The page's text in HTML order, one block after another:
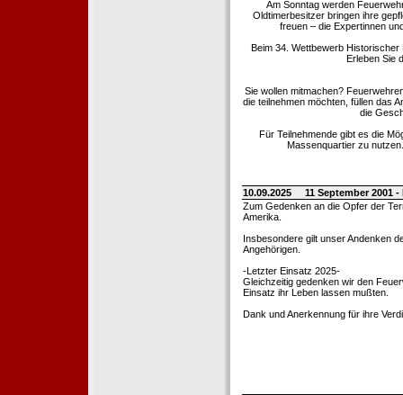
Am Sonntag werden
Oldtimerbesitzer bringen ihre
freuen – die Expertinnen
Beim 34. Wettbewerb
Erleben Sie
Sie wollen mitmachen?
die teilnehmen möchten, füllen das
die
Für Teilnehmende gibt es die
Massenquartier zu
10.09.2025
11 September 2001
Zum Gedenken an die Opfer der
Amerika.
Insbesondere gilt unser Andenken
Angehörigen.
-Letzter Einsatz 2025-
Gleichzeitig gedenken wir den
Einsatz ihr Leben lassen mußten.
Dank und Anerkennung für ihre